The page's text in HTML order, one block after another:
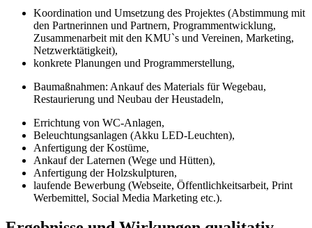
Koordination und Umsetzung des Projektes (Abstimmung mit
den Partnerinnen und Partnern, Programmentwicklung,
Zusammenarbeit mit den KMU`s und Vereinen, Marketing,
Netzwerktätigkeit),
konkrete Planungen und Programmerstellung,
Baumaßnahmen: Ankauf des Materials für Wegebau,
Restaurierung und Neubau der Heustadeln,
Errichtung von WC-Anlagen,
Beleuchtungsanlagen (Akku LED-Leuchten),
Anfertigung der Kostüme,
Ankauf der Laternen (Wege und Hütten),
Anfertigung der Holzskulpturen,
laufende Bewerbung (Webseite, Öffentlichkeitsarbeit, Print
Werbemittel, Social Media Marketing etc.).